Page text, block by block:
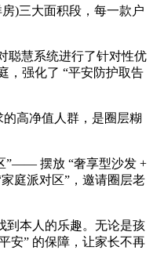
)三大面积段，每一款户
聪慧系统进行了针对性优
，强化了 “平安防护取告
高净值人群，是圈层糊
”—— 摆放 “奢享型沙发 +
庭派对区”，邀请圈层老
本人的乐趣。无论是孩
安” 的保障，让家长不再